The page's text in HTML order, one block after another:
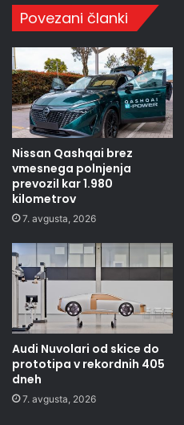
Povezani članki
Nissan Qashqai brez
vmesnega polnjenja
prevozil kar 1.980
kilometrov
7. avgusta, 2026
Audi Nuvolari od skice do
prototipa v rekordnih 405
dneh
7. avgusta, 2026